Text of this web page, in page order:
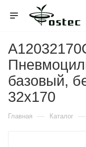
базовый,
32x170
Главная — Каталог —